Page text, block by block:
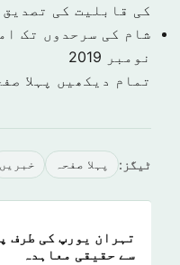
کی قابلیت کی تصدیق
شام کی سرحدوں تک
نومبر 2019
تمام دیکھیں پہلا
ٹیگز: پہلا صفحہ خبريں
تہران یورپ کی طرف
سے حقیقی معاہدہ